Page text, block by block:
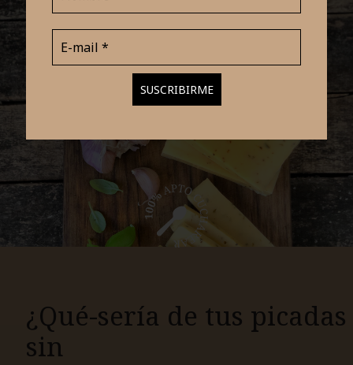
¿Qué-sería de tus picadas
sin